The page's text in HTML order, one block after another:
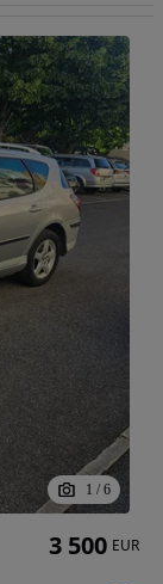
1 / 6
3 500 EUR